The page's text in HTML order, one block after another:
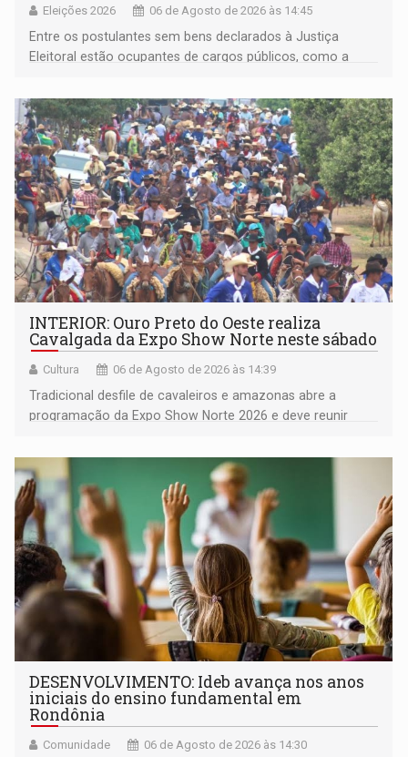
Eleições 2026 06 de Agosto de 2026 às 14:45
Entre os postulantes sem bens declarados à Justiça
Eleitoral estão ocupantes de cargos públicos, como a
Pedro Geovar (PP) e a vice-prefeita Magna dos Anjos
(NOVO)
INTERIOR: Ouro Preto do Oeste realiza
Cavalgada da Expo Show Norte neste sábado
Cultura 06 de Agosto de 2026 às 14:39
Tradicional desfile de cavaleiros e amazonas abre a
programação da Expo Show Norte 2026 e deve reunir
DESENVOLVIMENTO: Ideb avança nos anos
iniciais do ensino fundamental em
Rondônia
Comunidade 06 de Agosto de 2026 às 14:30